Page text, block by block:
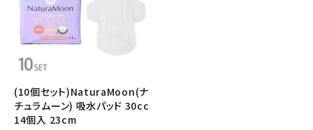
(10個セット)NaturaMoon(ナ
チュラムーン) 吸水パッド 30cc
14個入 23cm